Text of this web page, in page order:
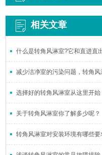
相关文章
什么是转角风淋室?它和直进直
减少洁净室的污染问题，转角
选择好的转角风淋室从这里开始
关于转角风淋室你了解多少呢？
转角风淋室对安装环境有哪些要